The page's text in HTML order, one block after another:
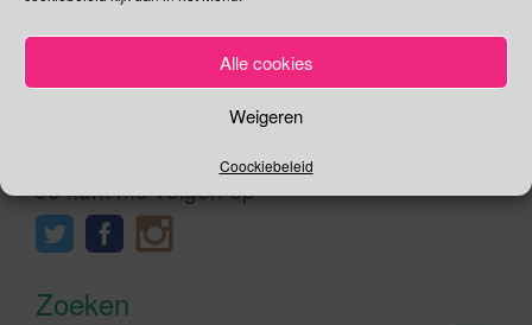
Alle cookies
Weigeren
Coockiebeleid
Je kunt me volgen op
Zoeken